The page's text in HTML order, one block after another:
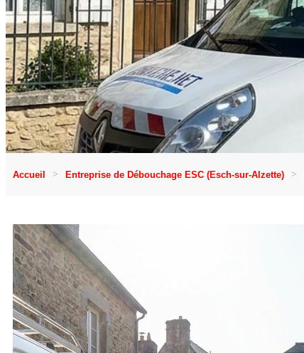
Accueil Entreprise de Débouchage ESC (Esch-sur-Alzette)